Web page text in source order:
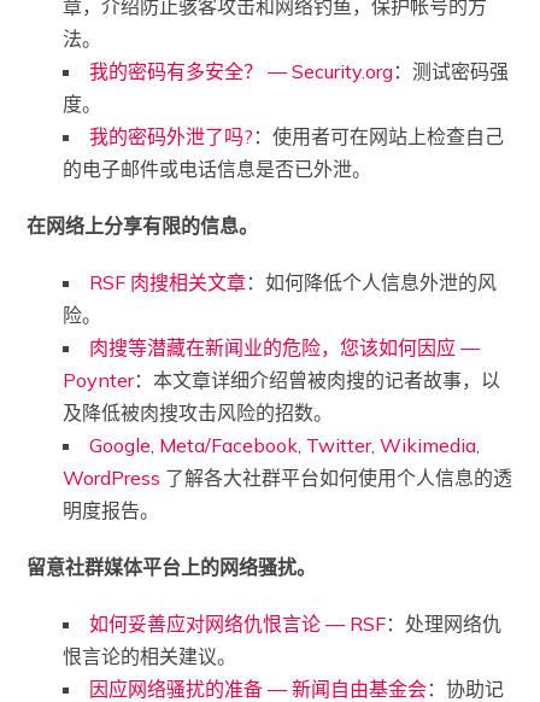
章，介绍防止骇客攻击和网络钓鱼，保护帐号的方
法。
我的密码有多安全？ — Security.org：测试密码强
度。
我的密码外泄了吗? ：使用者可在网站上检查自己
的电子邮件或电话信息是否已外泄。
在网络上分享有限的信息。
RSF 肉搜相关文章：如何降低个人信息外泄的风
险。
肉搜等潜藏在新闻业的危险，您该如何因应 —
Poynter：本文章详细介绍曾被肉搜的记者故事，以
及降低被肉搜攻击风险的招数。
Google, Meta/Facebook, Twitter,Wikimedia,
WordPress 了解各大社群平台如何使用个人信息的透
明度报告。
留意社群媒体平台上的网络骚扰。
如何妥善应对网络仇恨言论 — RSF：处理网络仇
恨言论的相关建议。
因应网络骚扰的准备 — 新闻自由基金会：协助记